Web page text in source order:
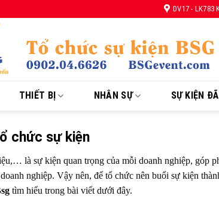
DV17 - LK783
THIẾT BỊ NHÂN SỰ SỰ KIỆN
chức sự kiện
là sự kiện quan trọng của mỗi doanh nghiệp, góp
nghiệp. Vậy nên, để tổ chức nên buổi sự kiện
tìm hiểu trong bài viết dưới đây.